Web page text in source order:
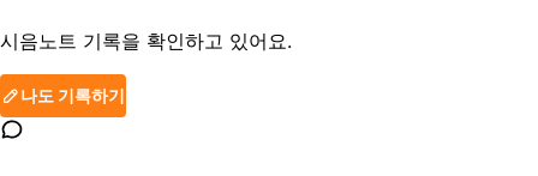
시음노트 기록을 확인하고 있어요.
나도 기록하기